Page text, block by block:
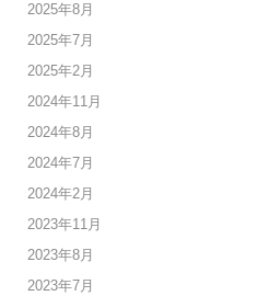
2025年8月
2025年7月
2025年2月
2024年11月
2024年8月
2024年7月
2024年2月
2023年11月
2023年8月
2023年7月